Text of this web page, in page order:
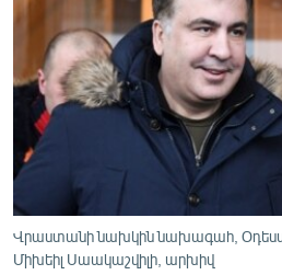
ՄԻՋԱԶԳԱՅԻՆ
ՄՇԱԿՈՒՅԹ
ՍՊՈՐՏ
ՄԵԿՆԱԲԱՆՈՒԹՅՈՒՆ
ՏՏ ԵՒ ԻՆՏԵՐՆԵՏ
ԱՐԽԻՎ
Վրաստանի նախկին նախագահ,
Միխեիլ Սաակաշվիլի, արխիվ